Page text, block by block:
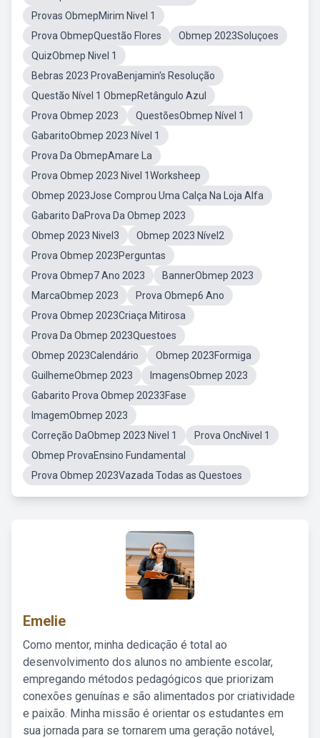
Provas ObmepMirim Nivel 1
Prova ObmepQuestão Flores
Obmep 2023Soluçoes
QuizObmep Nivel 1
Bebras 2023 ProvaBenjamin's Resolução
Questão Nível 1 ObmepRetângulo Azul
Prova Obmep 2023
QuestõesObmep Nível 1
GabaritoObmep 2023 Nível 1
Prova Da ObmepAmare La
Prova Obmep 2023 Nivel 1Worksheep
Obmep 2023Jose Comprou Uma Calça Na Loja Alfa
Gabarito DaProva Da Obmep 2023
Obmep 2023 Nivel3
Obmep 2023 Nível2
Prova Obmep 2023Perguntas
Prova Obmep7 Ano 2023
BannerObmep 2023
MarcaObmep 2023
Prova Obmep6 Ano
Prova Obmep 2023Criaça Mitirosa
Prova Da Obmep 2023Questoes
Obmep 2023Calendário
Obmep 2023Formiga
GuilhemeObmep 2023
ImagensObmep 2023
Gabarito Prova Obmep 20233Fase
ImagemObmep 2023
Correção DaObmep 2023 Nivel 1
Prova OncNivel 1
Obmep ProvaEnsino Fundamental
Prova Obmep 2023Vazada Todas as Questoes
Emelie
Como mentor, minha dedicação é total ao
desenvolvimento dos alunos no ambiente escolar,
empregando métodos pedagógicos que priorizam
conexões genuínas e são alimentados por criatividade
e paixão. Minha missão é orientar os estudantes em
sua jornada para se tornarem uma geração notável,